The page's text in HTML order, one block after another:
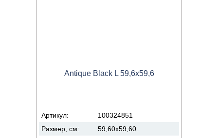
Antique Black L 59,6x59,6
Артикул:
100324851
Размер, см:
59,60x59,60